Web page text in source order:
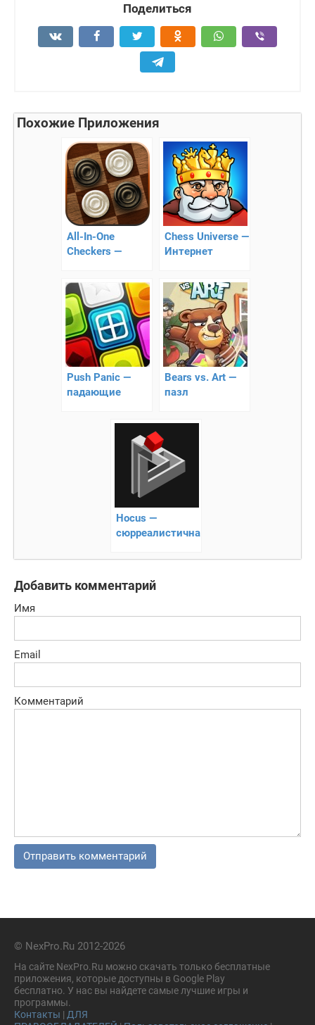
Поделиться
Похожие Приложения
All-In-One
Checkers —
на Андроид
Chess Universe —
Интернет
Push Panic —
падающие
Bears vs. Art —
пазл
Hocus —
сюрреалистичная
Добавить комментарий
Имя
Email
Комментарий
© NexPro.Ru 2012-2026
На сайте NexPro.Ru можно скачать только бесплатные
приложения, которые доступны в Google Play
бесплатно. У нас вы найдете самые лучшие игры и
программы.
Контакты | ДЛЯ